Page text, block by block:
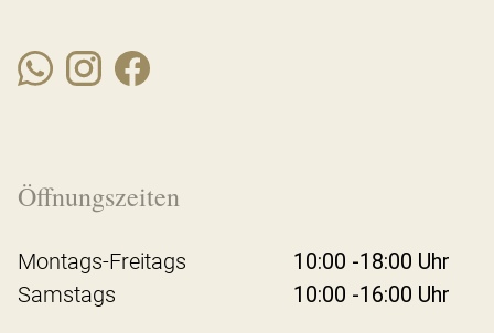
Öffnungszeiten
Montags-Freitags
10:00 -18:00 Uhr
Samstags
10:00 -16:00 Uhr